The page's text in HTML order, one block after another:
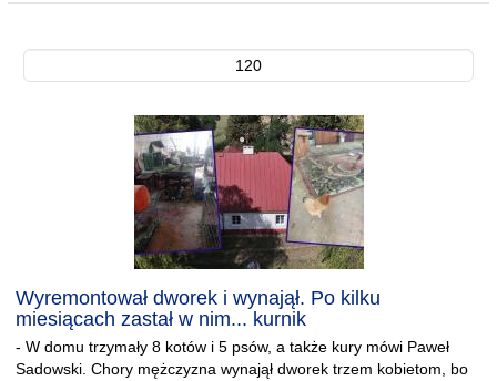
120
Wyremontował dworek i wynajął. Po kilku
miesiącach zastał w nim... kurnik
- W domu trzymały 8 kotów i 5 psów, a także kury mówi Paweł
Sadowski. Chory mężczyzna wynajął dworek trzem kobietom, bo